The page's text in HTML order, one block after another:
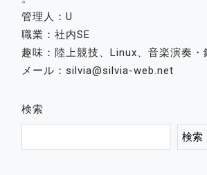
管理人：U
職業：社内SE
趣味：陸上競技、Linux、音楽演奏・
メール：silvia@silvia-web.net
検索
検索